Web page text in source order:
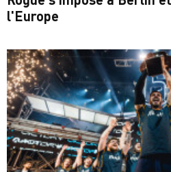
l'Europe